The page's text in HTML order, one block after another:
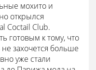
мохито и
открылся
Coctail Club.
готовым к тому, что
захочется больше
уже стали